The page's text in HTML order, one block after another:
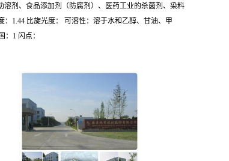
溶剂、食品添加剂（防腐剂）、医药工业的杀菌剂、染料
1.44 比旋光度： 可溶性：溶于水和乙醇、甘油、甲
1 闪点：